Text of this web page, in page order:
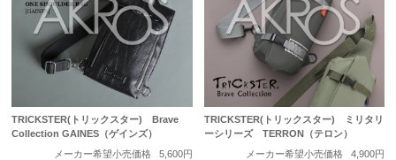
TRICKSTER(トリックスター) Brave
Collection GAINES（ゲインズ）
メーカー希望小売価格
5,600円
TRICKSTER(トリックスター) ミリタリ
ーシリーズ TERRON（テロン）
メーカー希望小売価格
4,900円